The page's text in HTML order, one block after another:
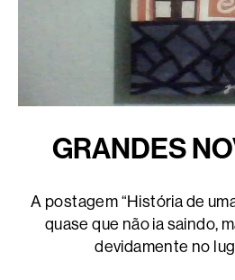
GRANDES
A postagem “História de
quase que não ia saindo,
devidamente no